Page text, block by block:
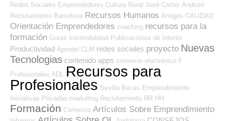
Redes Sociales Emprendedores Cultura Rural José Carlos Android
Reclutamiento Barcelona Recursos Humanos Amigos CALIDAD
Orientación Emprendedores coaching recursos para la
formación Guías sostenibilidad Publicaciones de Interés
Productividad Aprodel CLM redes sociales proyecto Nuevas
Tecnologias contenido apps comercio electrónico F
Profesionales ADL Recursos para
Profesionales Sevilla Becas Emprendimiento
Iniciativas Privadas marketing Reclutamiento RR.HH.
Formación Comercio Artículos Sobre Emprendimiento